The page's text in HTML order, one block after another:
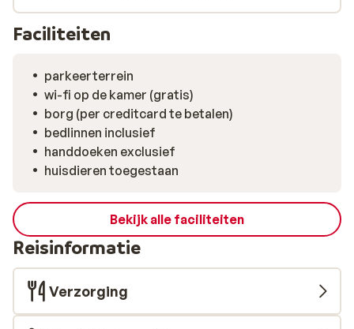
personeel en goed eten. Heb je zelf een chef in het
midden? Dan kan deze zijn hart ophalen in de goed
Faciliteiten
parkeerterrein
wi-fi op de kamer (gratis)
borg (per creditcard te betalen)
bedlinnen inclusief
handdoeken exclusief
huisdieren toegestaan
Bekijk alle faciliteiten
Reisinformatie
Verzorging